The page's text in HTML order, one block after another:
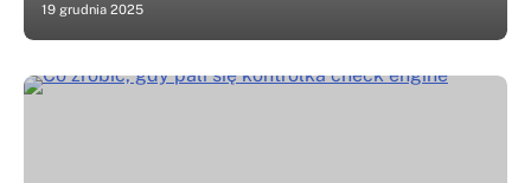
19 grudnia 2025